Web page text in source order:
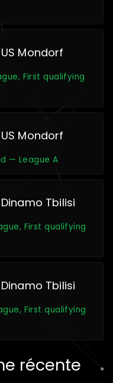
US Mondorf
First qualifying
US Mondorf
— League A
Dinamo Tbilisi
First qualifying
Dinamo Tbilisi
First qualifying
récente